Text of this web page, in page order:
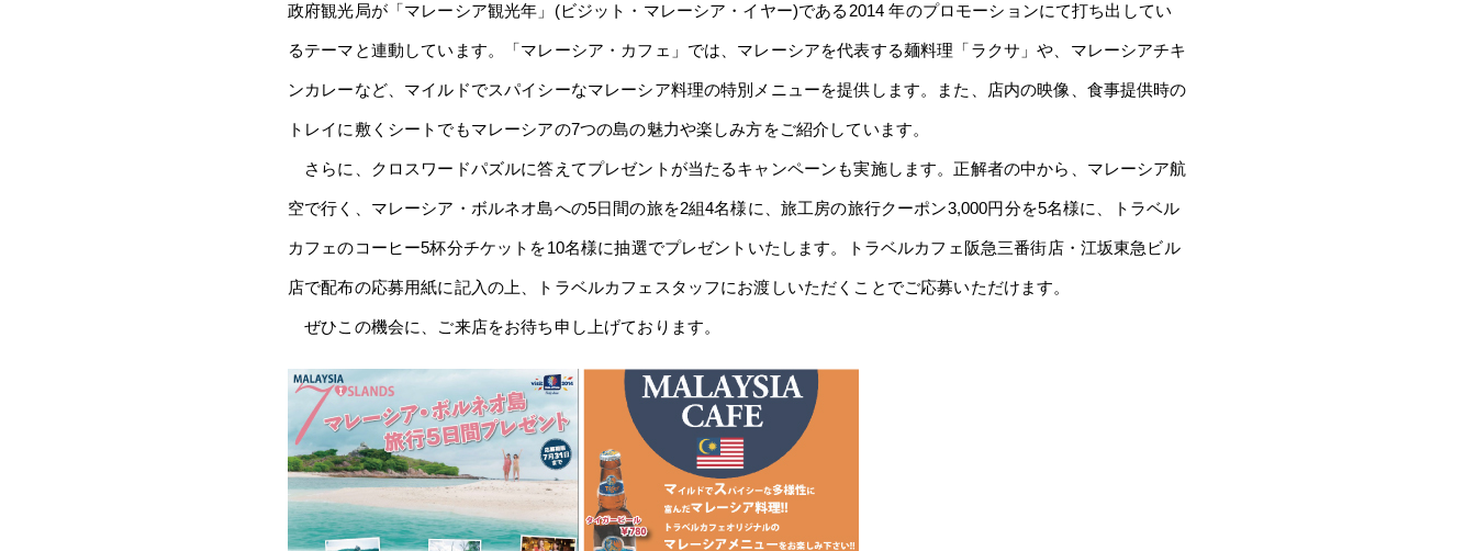
政府観光局が「マレーシア観光年」(ビジット・マレーシア・イヤー)である2014 年のプロモーションにて打ち出してい
るテーマと連動しています。「マレーシア・カフェ」では、マレーシアを代表する麺料理「ラクサ」や、マレーシアチキ
ンカレーなど、マイルドでスパイシーなマレーシア料理の特別メニューを提供します。また、店内の映像、食事提供時の
トレイに敷くシートでもマレーシアの7つの島の魅力や楽しみ方をご紹介しています。
さらに、クロスワードパズルに答えてプレゼントが当たるキャンペーンも実施します。正解者の中から、マレーシア航
空で行く、マレーシア・ボルネオ島への5日間の旅を2組4名様に、旅工房の旅行クーポン3,000円分を5名様に、トラベル
カフェのコーヒー5杯分チケットを10名様に抽選でプレゼントいたします。トラベルカフェ阪急三番街店・江坂東急ビル
店で配布の応募用紙に記入の上、トラベルカフェスタッフにお渡しいただくことでご応募いただけます。
ぜひこの機会に、ご来店をお待ち申し上げております。